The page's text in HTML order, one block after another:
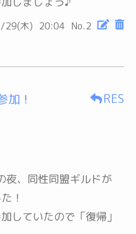
29(木) 20:04 No.2
加！ RES
夜、同性同盟ギルドが
！
していたので「復帰」